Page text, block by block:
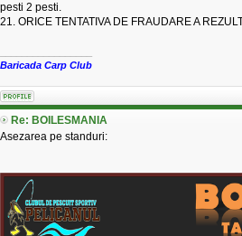
pesti 2 pesti.
21. ORICE TENTATIVA DE FRAUDARE A
Baricada Carp Club
Re: BOILESMANIA
Asezarea pe standuri: